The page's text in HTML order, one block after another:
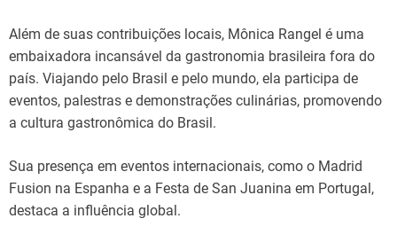
Além de suas contribuições locais, Mônica Rangel é uma
embaixadora incansável da gastronomia brasileira fora do
país. Viajando pelo Brasil e pelo mundo, ela participa de
eventos, palestras e demonstrações culinárias, promovendo
a cultura gastronômica do Brasil.
Sua presença em eventos internacionais, como o Madrid
Fusion na Espanha e a Festa de San Juanina em Portugal,
destaca a influência global.